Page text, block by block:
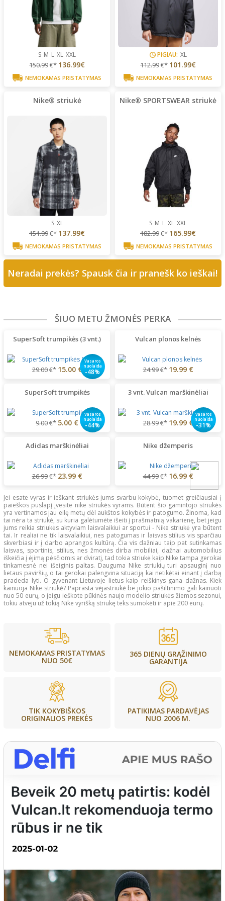
S M L XL XXL
150.99€* 136.99€
NEMOKAMAS PRISTATYMAS
PIGIAU: XL
112.99€* 101.99€
NEMOKAMAS PRISTATYMAS
Nike® striukė
S XL
151.99€* 137.99€
NEMOKAMAS PRISTATYMAS
Nike® SPORTSWEAR striukė
S M L XL XXL
182.99€* 165.99€
NEMOKAMAS PRISTATYMAS
Neradai prekės? Spausk čia ir pranešk ko ieškai!
ŠIUO METU ŽMONĖS PERKA
SuperSoft trumpikės (3 vnt.)
Vasaros
nuolaida
-48%
29.00€* 15.00 €
Vulcan plonos kelnės
24.99€* 19.99 €
SuperSoft trumpikės
Vasaros
nuolaida
-44%
9.00€* 5.00 €
3 vnt. Vulcan marškinėliai
Vasaros
nuolaida
-31%
28.99€* 19.99 €
Adidas marškinėliai
26.99€* 23.99 €
Nike džemperis
44.99€* 16.99 €
Jei esate vyras ir ieškant striukės jums svarbu kokybė, tuomet greičiausiai į
paieškos puslapį įvesite nike striukės vyrams. Būtent šio gamintojo striukės
yra vertinamos jau eilę metų dėl aukštos kokybės ir patogumo. Žinoma, kad
tai nėra ta striukė, su kuria galėtumėte išeiti į prašmatnią vakarienę, bet jeigu
jums reikia striukės aktyviam laisvalaikiui ar sportui - Nike striukė yra būtent
tai. Ir realiai ne tik laisvalaikiui, nes patogumas ir laisvas stilius vis sparčiau
skverbiasi ir į darbo aprangos kultūrą. Čia vis dažniau taip pat sutinkamas
laisvas, sportinis, stilius, nes žmonės dirba mobiliai, dažnai automobilius
iškeičia į ėjimą pėsčiomis ar dviratį, tad tokia striukė kaip Nike tampa gerokai
tinkamesnė nei išeiginis paltas. Dauguma Nike striukių turi apsauginį nuo
lietaus paviršių, o tai gerokai palengvina situaciją kai netikėtai einant į darbą
pradeda lyti. O gyvenant Lietuvoje lietus kaip reiškinys gana dažnas. Kiek
kainuoja Nike striukė? Paprasta vėjastriukė be jokio pašiltinimo gali kainuoti
nuo 50 eurų, o jeigu ieškote pūkinės naujo modelio striukės žiemos sezonui,
tokiu atveju už tokią Nike vyrišką striukę teks sumokėti ir apie 200 eurų.
NEMOKAMAS PRISTATYMAS
NUO 50€
365 DIENŲ GRĄŽINIMO
GARANTIJA
TIK KOKYBIŠKOS
ORIGINALIOS PREKĖS
PATIKIMAS PARDAVĖJAS
NUO 2006 M.